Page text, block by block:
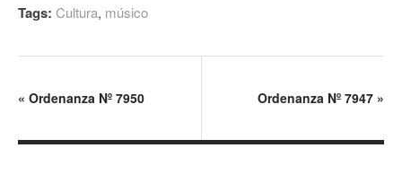
Tags: Cultura, músico
« Ordenanza Nº 7950 Ordenanza Nº 7947 »